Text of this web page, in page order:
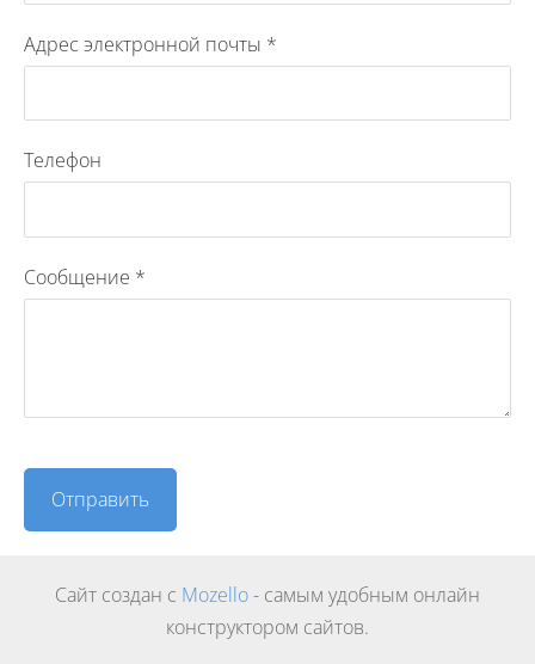
Адрес электронной почты *
Телефон
Сообщение *
Сайт создан с Mozello- самым удобным онлайн
конструктором сайтов.